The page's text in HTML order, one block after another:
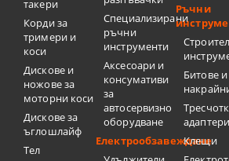
такери
Корди за
тримери и
коси
Дискове и
ножове за
моторни коси
Дискове за
ъглошлайф
Тел
Специализирани
ръчни
инструменти
Аксесоари и
консумативи
за
автосервизно
оборудване
Електрообзавеждане
Ръчни
Битове и
адаптери
Клещи